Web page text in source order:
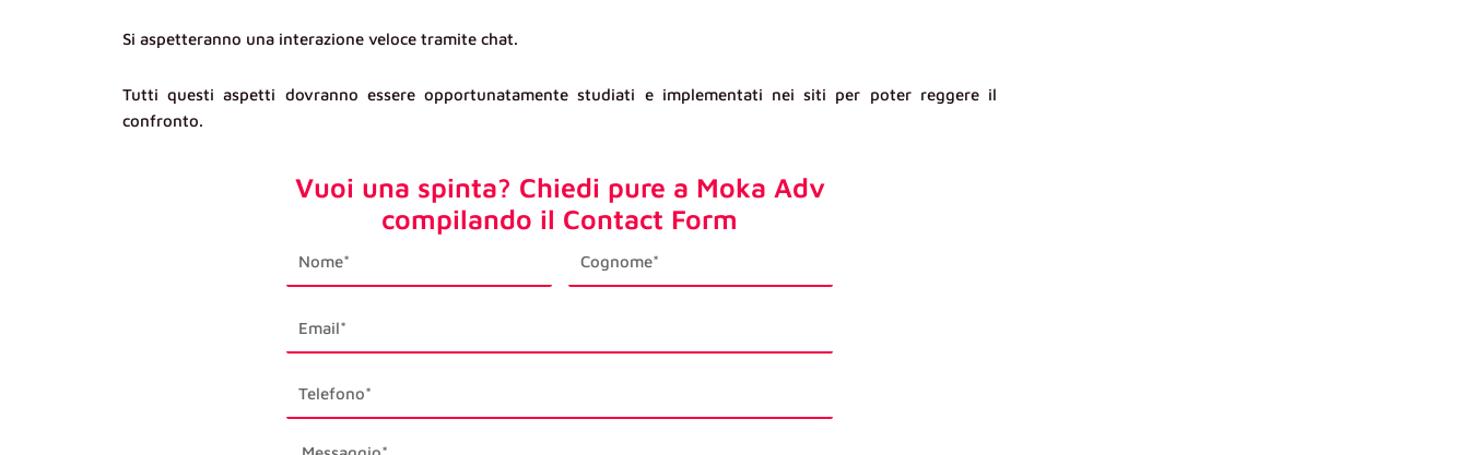
Si aspetteranno una interazione veloce tramite chat.
Tutti questi aspetti dovranno essere opportunatamente studiati e implementati nei siti per poter reggere il
confronto.
Vuoi una spinta? Chiedi pure a Moka Adv
compilando il Contact Form
description